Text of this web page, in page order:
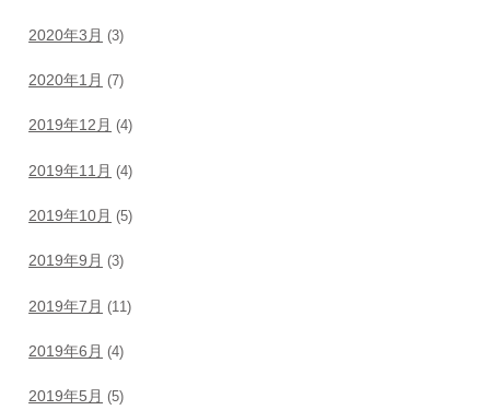
2020年3月 (3)
2020年1月 (7)
2019年12月 (4)
2019年11月 (4)
2019年10月 (5)
2019年9月 (3)
2019年7月 (11)
2019年6月 (4)
2019年5月 (5)